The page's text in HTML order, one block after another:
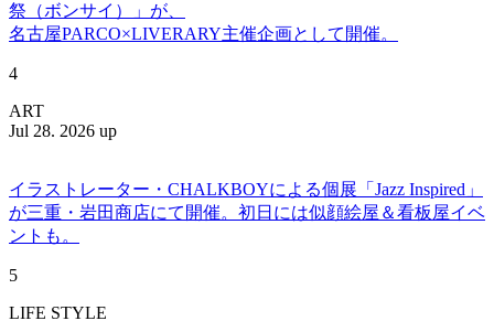
祭（ボンサイ）」が、
名古屋PARCO×LIVERARY主催企画として開催。
4
ART
Jul 28. 2026 up
イラストレーター・CHALKBOYによる個展「Jazz Inspired」
が三重・岩田商店にて開催。初日には似顔絵屋＆看板屋イベ
ントも。
5
LIFE STYLE